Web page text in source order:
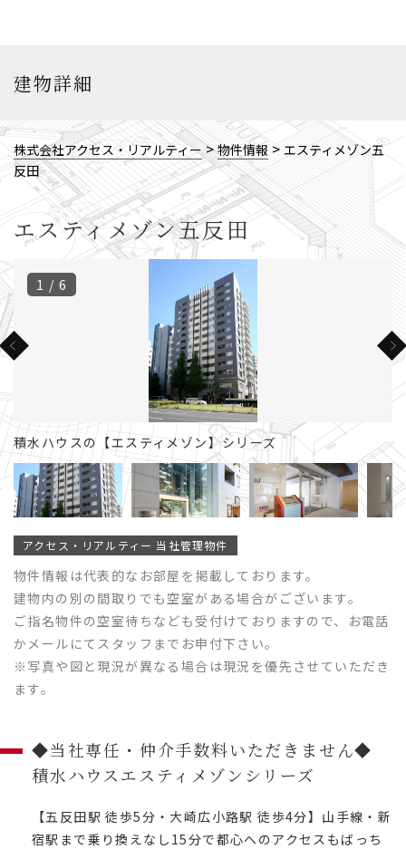
建物詳細
株式会社アクセス・リアルティー>物件情報 > エスティメゾン五
反田
エスティメゾン五反田
1 / 6
積水ハウスの【エスティメゾン】シリーズ
アクセス・リアルティー 当社管理物件
物件情報は代表的なお部屋を掲載しております。
建物内の別の間取りでも空室がある場合がございます。
ご指名物件の空室待ちなども受付けておりますので、お電話
かメールにてスタッフまでお申付下さい。
※写真や図と現況が異なる場合は現況を優先させていただき
ます。
◆当社専任・仲介手数料いただきません◆
積水ハウスエスティメゾンシリーズ
【五反田駅 徒歩5分・大崎広小路駅 徒歩4分】山手線・新
宿駅まで乗り換えなし15分で都心へのアクセスもばっち